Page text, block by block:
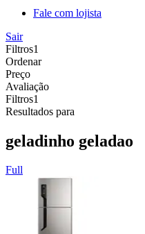
Fale com lojista
Sair
Filtros1
Ordenar
Preço
Avaliação
Filtros1
Resultados para
geladinho geladao
Full